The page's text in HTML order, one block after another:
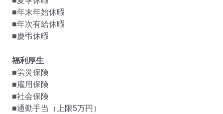
■年末年始休暇
■年次有給休暇
■慶弔休暇
福利厚生
■労災保険
■雇用保険
■社会保険
■通勤手当（上限5万円）